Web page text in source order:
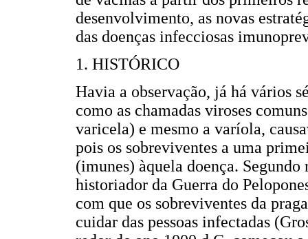
desenvolvimento, as novas
das doenças infecciosas
1. HISTÓRICO
Havia a observação, já há vários
como as chamadas viroses
varicela) e mesmo a varíola,
pois os sobreviventes a uma
(imunes) àquela doença.
historiador da Guerra do
com que os sobreviventes da
cuidar das pessoas infectadas